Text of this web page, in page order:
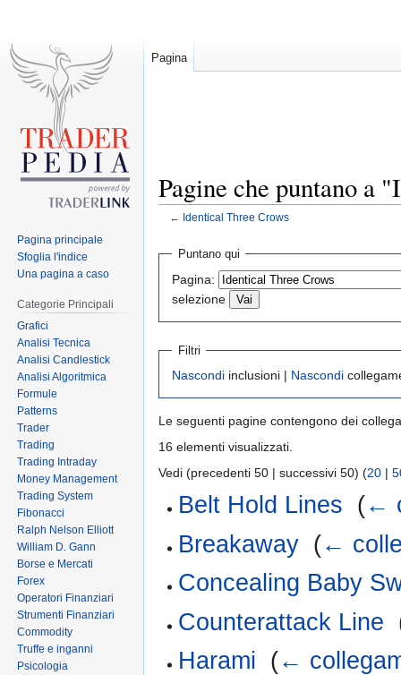
Pagine che puntano a
← Identical Three Crows
Jump
navigation
Jump
search
Puntano qui
Pagina:
selezione
Filtri
Nascondi inclusioni | Nascondi
Le seguenti pagine contengono dei
16 elementi visualizzati.
Vedi (precedenti 50 | successivi 50) (20 |
Belt Hold Lines (←
Breakaway (←
Concealing Baby
Counterattack Line
Harami (←
Pagina
Pagina principale
Sfoglia l'indice
Una pagina a caso
Categorie Principali
Grafici
Analisi Tecnica
Analisi Candlestick
Analisi Algoritmica
Formule
Patterns
Trader
Trading
Trading Intraday
Money Management
Trading System
Fibonacci
Ralph Nelson Elliott
William D. Gann
Borse e Mercati
Forex
Operatori Finanziari
Strumenti Finanziari
Commodity
Truffe e inganni
Psicologia